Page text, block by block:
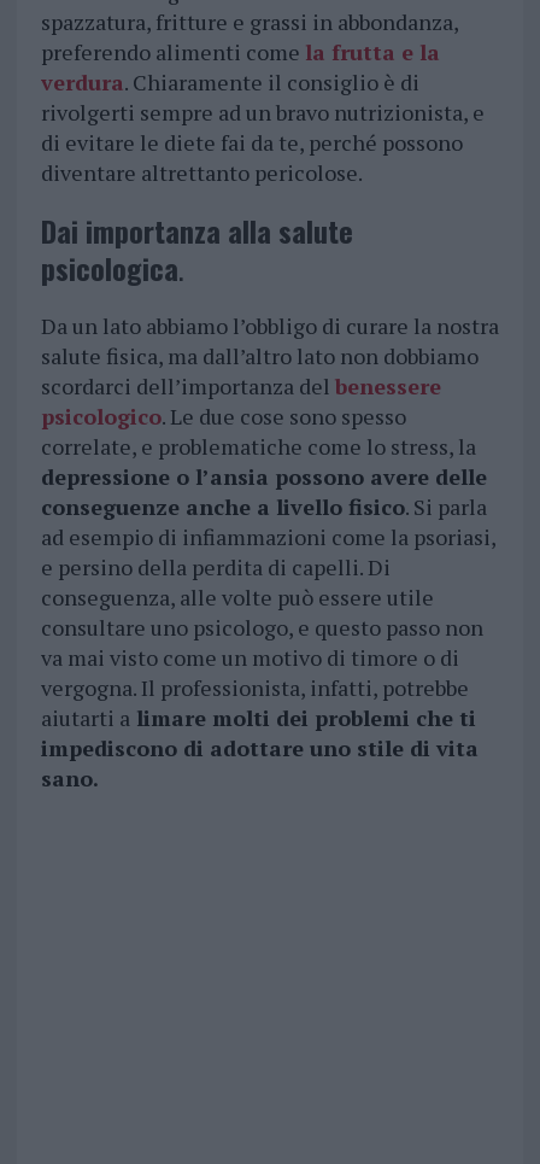
spazzatura, fritture e grassi in abbondanza,
preferendo alimenti come la frutta e la
verdura. Chiaramente il consiglio è di
rivolgerti sempre ad un bravo nutrizionista, e
di evitare le diete fai da te, perché possono
diventare altrettanto pericolose.
Dai importanza alla salute
psicologica.
Da un lato abbiamo l’obbligo di curare la nostra
salute fisica, ma dall’altro lato non dobbiamo
scordarci dell’importanza del benessere
psicologico. Le due cose sono spesso
correlate, e problematiche come lo stress, la
depressione o l’ansia possono avere delle
conseguenze anche a livello fisico. Si parla
ad esempio di infiammazioni come la psoriasi,
e persino della perdita di capelli. Di
conseguenza, alle volte può essere utile
consultare uno psicologo, e questo passo non
va mai visto come un motivo di timore o di
vergogna. Il professionista, infatti, potrebbe
aiutarti alimare molti dei problemi che ti
impediscono di adottare uno stile di vita
sano.